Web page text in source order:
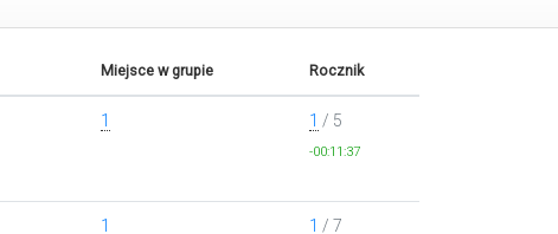
Miejsce w grupie Rocznik
1 1 / 5
-00:11:37
1 1 / 7